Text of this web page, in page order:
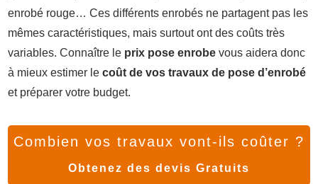
enrobé rouge… Ces différents enrobés ne partagent pas les
mêmes caractéristiques, mais surtout ont des coûts très
variables. Connaître le prix pose enrobe vous aidera donc
à mieux estimer le coût de vos travaux de pose d’enrobé
et préparer votre budget.
Combien vos travaux vont-ils coûter ?
Obtenez des devis Gratuits